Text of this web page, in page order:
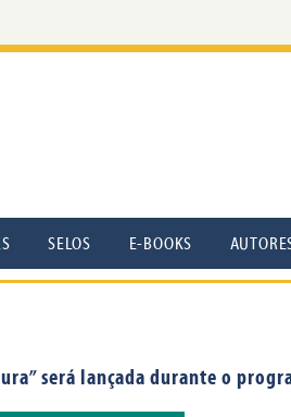
SELOS E-BOOKS
será lançada durante o